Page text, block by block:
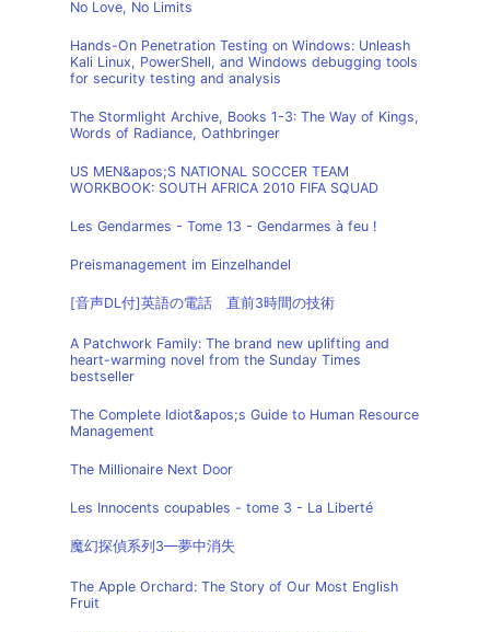
No Love, No Limits
Hands-On Penetration Testing on Windows: Unleash
Kali Linux, PowerShell, and Windows debugging tools
for security testing and analysis
The Stormlight Archive, Books 1-3: The Way of Kings,
Words of Radiance, Oathbringer
US MEN&apos;S NATIONAL SOCCER TEAM
WORKBOOK: SOUTH AFRICA 2010 FIFA SQUAD
Les Gendarmes - Tome 13 - Gendarmes à feu !
Preismanagement im Einzelhandel
[音声DL付]英語の電話 直前3時間の技術
A Patchwork Family: The brand new uplifting and
heart-warming novel from the Sunday Times
bestseller
The Complete Idiot&apos;s Guide to Human Resource
Management
The Millionaire Next Door
Les Innocents coupables - tome 3 - La Liberté
魔幻探偵系列3—夢中消失
The Apple Orchard: The Story of Our Most English
Fruit